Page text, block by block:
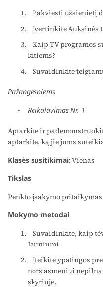
Pakviesti užsienietį
Įvertinkite Auksinės
Kaip TV programos
kitiems?
Suvaidinkite
Pažangesniems
Reikalavimas Nr. 1
Aptarkite ir
aptarkite, ką jie jums
Klasės susitikimai:Vienas
Tikslas
Penkto įsakymo
Mokymo metodai
Suvaidinkite, kaip
Jauniumi.
Įteikite ypatingos
nors asmeniui
skyriuje.